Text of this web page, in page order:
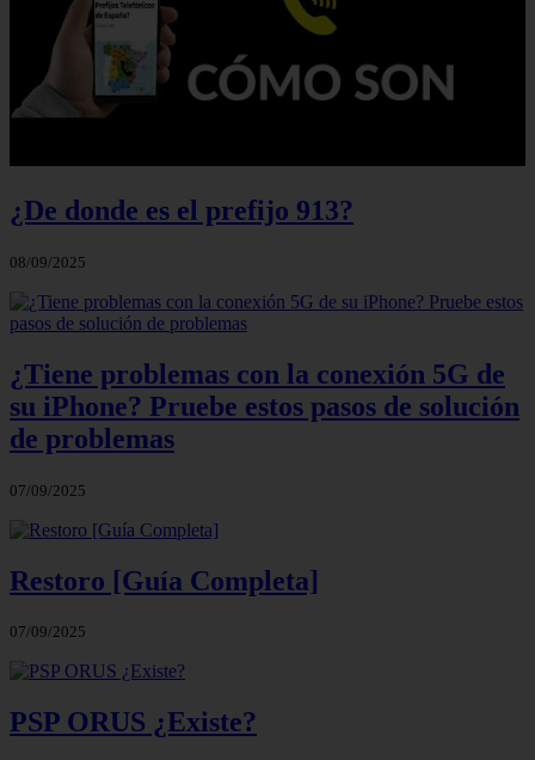
¿De donde es el prefijo 913?
08/09/2025
¿Tiene problemas con la conexión 5G de
su iPhone? Pruebe estos pasos de solución
de problemas
07/09/2025
Restoro [Guía Completa]
07/09/2025
PSP ORUS ¿Existe?